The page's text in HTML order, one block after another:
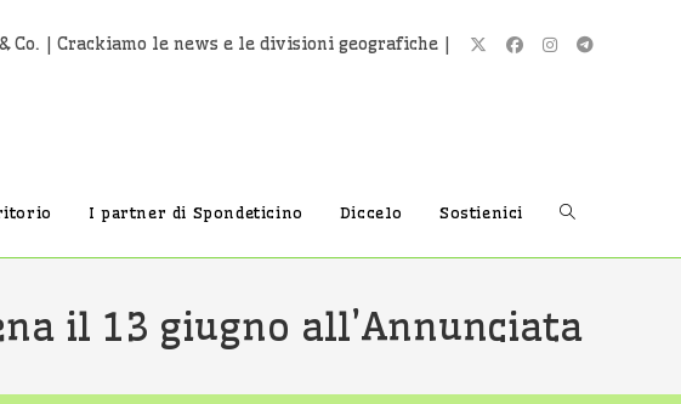
Co. | Crackiamo le news e le divisioni geografiche |
I partner di Spondeticino Diccelo Sostienici Attiva/
ricerca
il 13 giugno all’Annunciata